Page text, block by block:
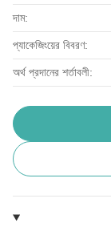
দাম:
প্যাকেজিংয়ের বিবরণ:
অর্থ প্রদানের শর্তাবলী: